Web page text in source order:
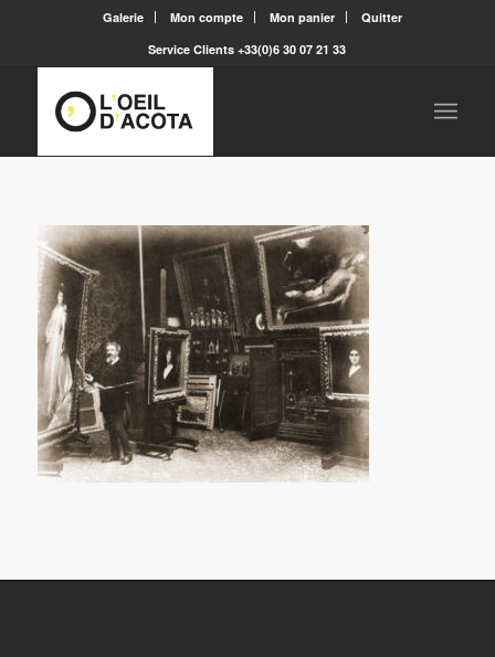
Galerie Mon compte Mon panier
Quitter
Service Clients +33(0)6 30 07 21 33